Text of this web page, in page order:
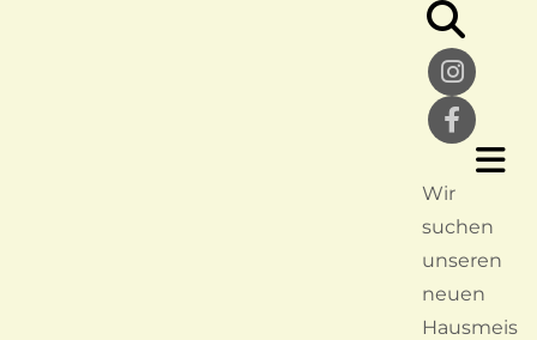
Wir
suchen
unseren
neuen
Hausmeis